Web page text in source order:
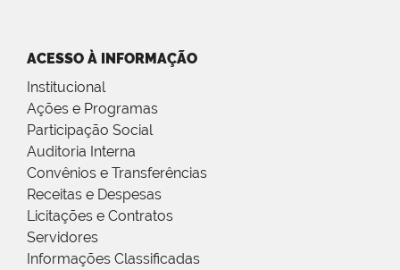
ACESSO À INFORMAÇÃO
Institucional
Ações e Programas
Participação Social
Auditoria Interna
Convênios e Transferências
Receitas e Despesas
Licitações e Contratos
Servidores
Informações Classificadas